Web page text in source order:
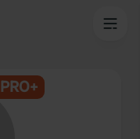
PRO+